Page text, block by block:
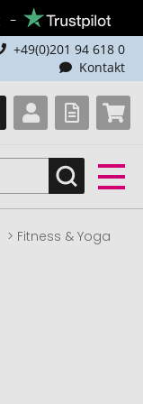
+49(0)201 94 618 0
Kontakt
Fitness & Yoga